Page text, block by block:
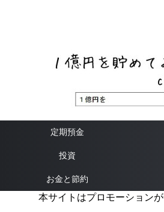
定期預金
投資
お金と節約
本サイトはプロモーション